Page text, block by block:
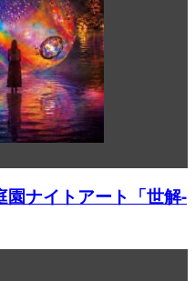
園ナイトアート「世解-